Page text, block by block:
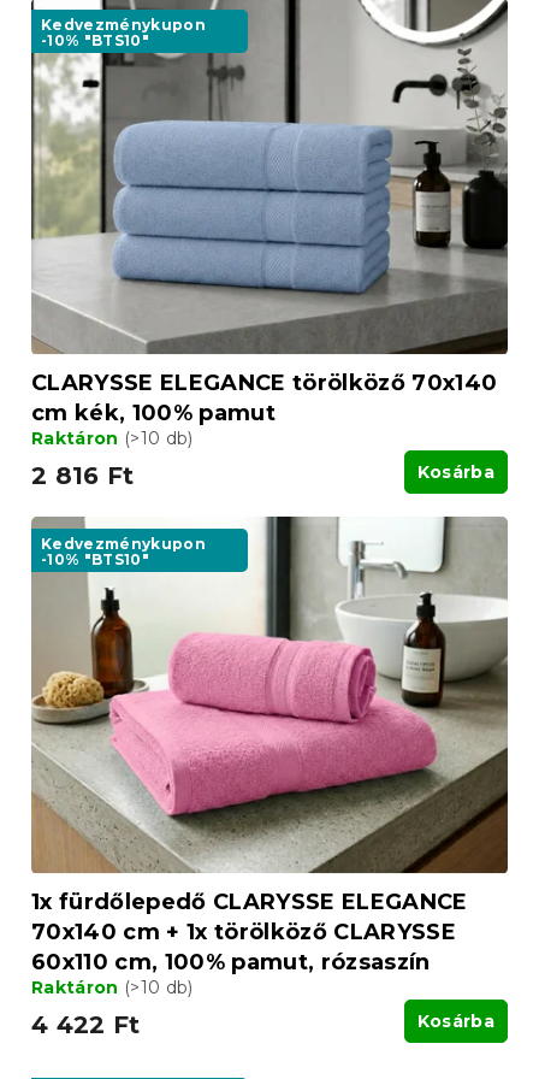
Kedvezménykupon
-10% "BTS10"
CLARYSSE ELEGANCE törölköző 70x140
cm kék, 100% pamut
Raktáron (>10 db)
2 816 Ft Kosárba
Kedvezménykupon
-10% "BTS10"
1x fürdőlepedő CLARYSSE ELEGANCE
70x140 cm + 1x törölköző CLARYSSE
60x110 cm, 100% pamut, rózsaszín
Raktáron (>10 db)
4 422 Ft Kosárba